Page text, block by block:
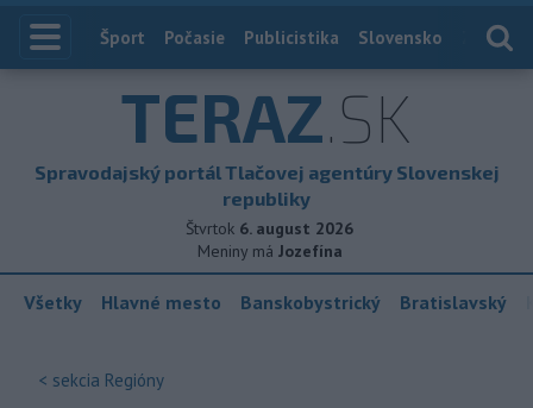
Index
Šport Počasie Publicistika Slovensko
TERAZ.SK
Spravodajský portál Tlačovej agentúry Slovenskej
republiky
Štvrtok 6. august 2026
Meniny má Jozefína
Všetky Hlavné mesto Banskobystrický Bratislavský
< sekcia Regióny